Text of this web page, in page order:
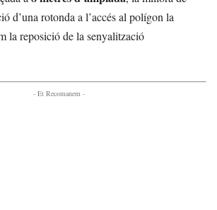
d’una rotonda a l’accés al polígon la
la reposició de la senyalització
- Et Recomanem -